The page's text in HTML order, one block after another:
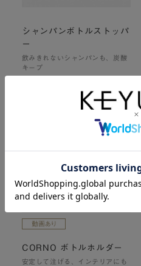
シャンパンボトルストッパ
ー
飲みきれないシャンパンも、炭酸
キープ
(税込 ¥1,309 )
CORNO ボトルホルダー
安定して注げる、インテリアにも